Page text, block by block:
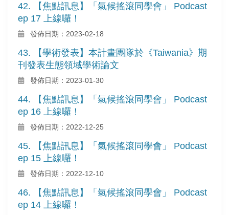
42. 【焦點訊息】「氣候搖滾同學會」 Podcast
ep 17 上線囉！
發佈日期：2023-02-18
43. 【學術發表】本計畫團隊於《Taiwania》期
刊發表生態領域學術論文
發佈日期：2023-01-30
44. 【焦點訊息】「氣候搖滾同學會」 Podcast
ep 16 上線囉！
發佈日期：2022-12-25
45. 【焦點訊息】「氣候搖滾同學會」 Podcast
ep 15 上線囉！
發佈日期：2022-12-10
46. 【焦點訊息】「氣候搖滾同學會」 Podcast
ep 14 上線囉！